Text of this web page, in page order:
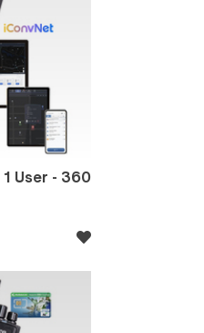
1 User - 360